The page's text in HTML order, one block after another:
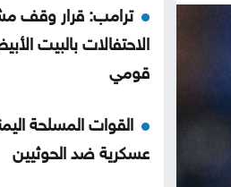
ترامب: قرار وقف
الاحتفالات بالبيت
قومي
القوات المسلحة
عسكرية ضد الحوثيين